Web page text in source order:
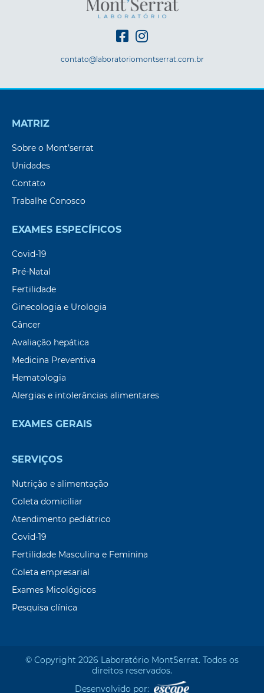
contato@laboratoriomontserrat.com.br
MATRIZ
Sobre o Mont’serrat
Unidades
Contato
Trabalhe Conosco
EXAMES ESPECÍFICOS
Covid-19
Pré-Natal
Fertilidade
Ginecologia e Urologia
Câncer
Avaliação hepática
Medicina Preventiva
Hematologia
Alergias e intolerâncias alimentares
EXAMES GERAIS
SERVIÇOS
Nutrição e alimentação
Coleta domiciliar
Atendimento pediátrico
Covid-19
Fertilidade Masculina e Feminina
Coleta empresarial
Exames Micológicos
Pesquisa clínica
© Copyright 2026 Laboratório Mont`Serrat. Todos os
direitos reservados.
Desenvolvido por: